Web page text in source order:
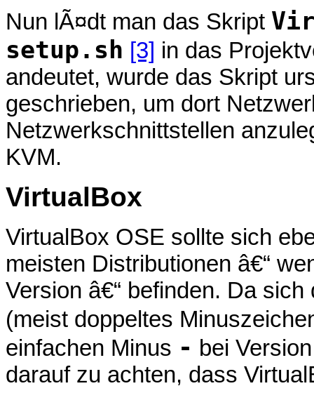
Nun lÃ¤dt man das Skript
setup.sh [3] in das
andeutet, wurde das Skript
geschrieben, um dort
Netzwerkschnittstellen
KVM.
VirtualBox
VirtualBox OSE sollte sich
meisten Distributionen â€“
Version â€“ befinden. Da
(meist doppeltes
einfachen Minus - bei
darauf zu achten, dass